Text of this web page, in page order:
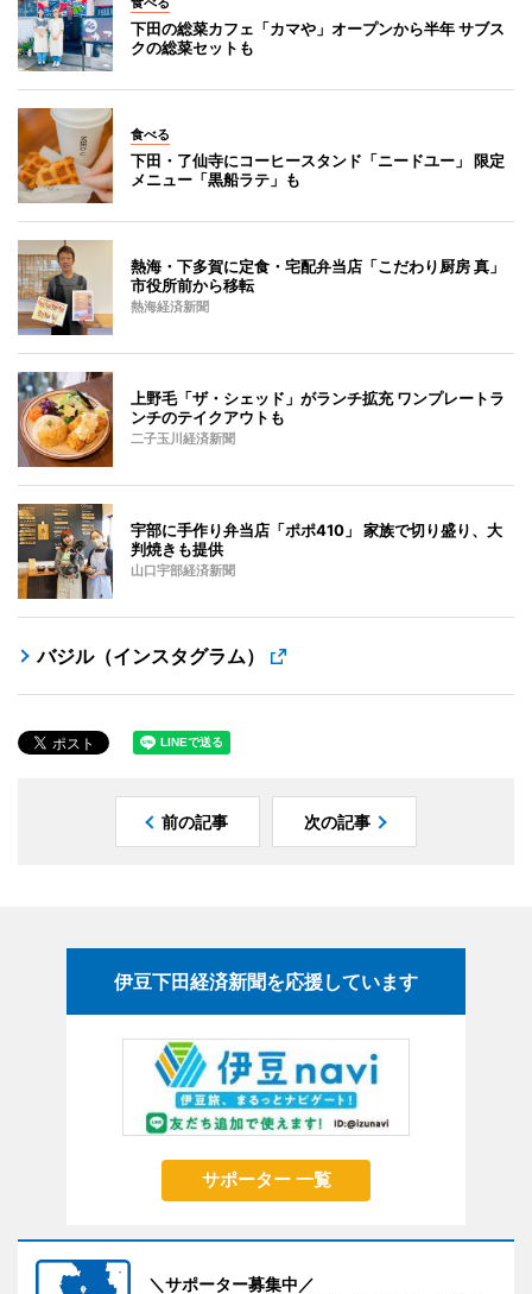
下田の総菜カフェ「カマや」オープンから半年 サブス
クの総菜セットも
食べる
下田・了仙寺にコーヒースタンド「ニードユー」 限定
メニュー「黒船ラテ」も
熱海・下多賀に定食・宅配弁当店「こだわり厨房 真」
市役所前から移転
熱海経済新聞
上野毛「ザ・シェッド」がランチ拡充 ワンプレートラ
ンチのテイクアウトも
二子玉川経済新聞
宇部に手作り弁当店「ポポ410」 家族で切り盛り、大
判焼きも提供
山口宇部経済新聞
バジル（インスタグラム）
前の記事 次の記事
伊豆下田経済新聞を応援しています
サポーター 一覧
＼サポーター募集中／